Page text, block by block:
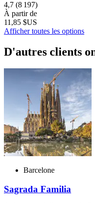
4,7 (8 197)
À partir de
11,85 $US
Afficher toutes les options
D'autres clients
Barcelone
Sagrada Familia